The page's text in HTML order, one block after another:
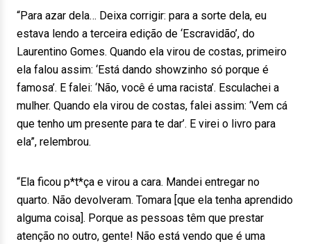
“Para azar dela… Deixa corrigir: para a sorte dela, eu
estava lendo a terceira edição de ‘Escravidão’, do
Laurentino Gomes. Quando ela virou de costas, primeiro
ela falou assim: ‘Está dando showzinho só porque é
famosa’. E falei: ‘Não, você é uma racista’. Esculachei a
mulher. Quando ela virou de costas, falei assim: ‘Vem cá
que tenho um presente para te dar’. E virei o livro para
ela”, relembrou.
“Ela ficou p*t*ça e virou a cara. Mandei entregar no
quarto. Não devolveram. Tomara [que ela tenha aprendido
alguma coisa]. Porque as pessoas têm que prestar
atenção no outro, gente! Não está vendo que é uma